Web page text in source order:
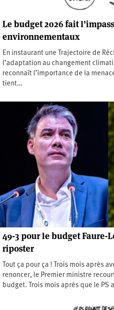
Le budget 2026 fait
environnementaux
En instaurant une Trajectoire de
l’adaptation au changement
reconnaît l’importance de la
tient…
49-3 pour le budget Faure-
riposter
Tout ça pour ça ! Trois mois après
renoncer, le Premier ministre
budget. Trois mois après que le PS